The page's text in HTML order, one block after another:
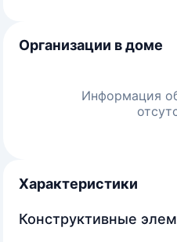
Организации в доме
Информация
Характеристики
Конструктивные